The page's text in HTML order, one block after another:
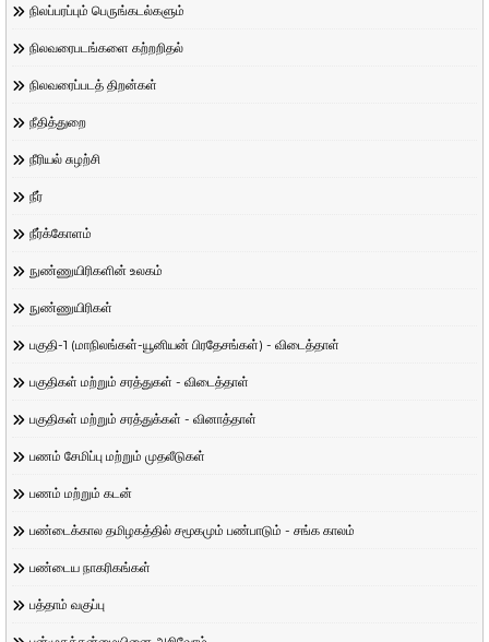
நிலப்பரப்பும் பெருங்கடல்களும்
நிலவரைபடங்களை கற்றறிதல்
நிலவரைப்படத் திறன்கள்
நீதித்துறை
நீரியல் சுழற்சி
நீர்
நீர்க்கோளம்
நுண்ணுயிரிகளின் உலகம்
நுண்ணுயிரிகள்
பகுதி-1 (மாநிலங்கள்-யூனியன் பிரதேசங்கள்) - விடைத்தாள்
பகுதிகள் மற்றும் சரத்துகள் - விடைத்தாள்
பகுதிகள் மற்றும் சரத்துக்கள் - வினாத்தாள்
பணம் சேமிப்பு மற்றும் முதலீடுகள்
பணம் மற்றும் கடன்
பண்டைக்கால தமிழகத்தில் சமூகமும் பண்பாடும் - சங்க காலம்
பண்டைய நாகரிகங்கள்
பத்தாம் வகுப்பு